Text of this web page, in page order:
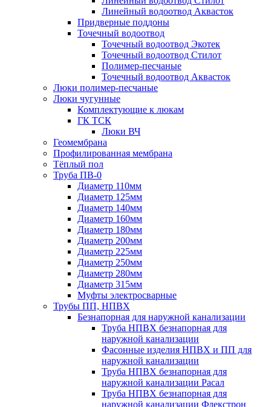
Линейный водоотвод Аквасток
Придверные поддоны
Точечный водоотвод
Точечный водоотвод Экотек
Точечный водоотвод Стилот
Полимер-песчаные
Точечный водоотвод Аквасток
Люки полимер-песчаные
Люки чугунные
Комплектующие к люкам
ГК ТСК
Люки ВЧ
Геомембрана
Профилированная мембрана
Тёплый пол
Труба ПВ-0
Диаметр 110мм
Диаметр 125мм
Диаметр 140мм
Диаметр 160мм
Диаметр 180мм
Диаметр 200мм
Диаметр 225мм
Диаметр 250мм
Диаметр 280мм
Диаметр 315мм
Муфты электросварные
Трубы ПП, НПВХ
Безнапорная для наружной канализации
Труба НПВХ безнапорная для
наружной канализации
Фасонные изделия НПВХ и ПП для
наружной канализации
Труба НПВХ безнапорная для
наружной канализации Расал
Труба НПВХ безнапорная для
наружной канализации Флекстрон